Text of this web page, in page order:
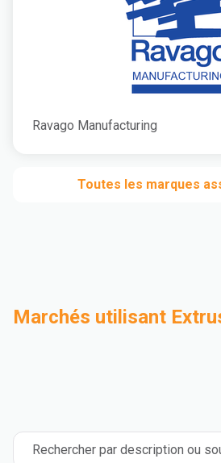
Ravago Manufacturing
Toutes les marques
Marchés utilisant
Rechercher par description ou